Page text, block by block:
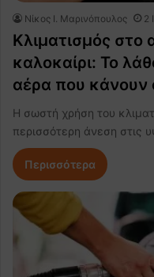
Nίκος Ι. Mαρινόπουλος 2
Κλιματισμός στο
καλοκαίρι: Το
αέρα που κάνουν
Η σωστή χρήση του
περισσότερη άνεση στις
Περισσότερα